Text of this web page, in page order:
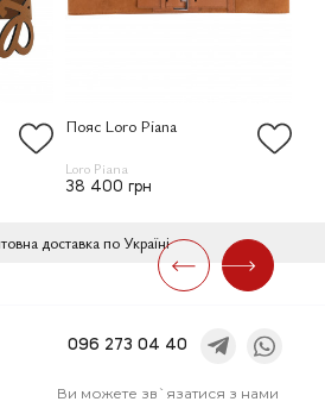
Пояс Loro Piana
Loro Piana
38 400 грн
доставка по Україні
096 273 04 40
Ви можете зв`язатися з нами